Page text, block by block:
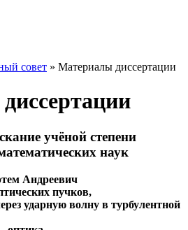
совет » Материалы диссертации
учёной степени
наук
Андреевич
пучков,
ударную волну в турбулентной